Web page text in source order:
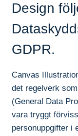
Design
GDPR.
Canvas
det regelverk
(General Data
vara tryggt
personuppgifter i